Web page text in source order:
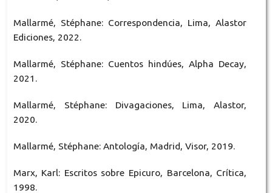
Mallarmé, Stéphane: Correspondencia, Lima, Alastor
Ediciones, 2022.
Mallarmé, Stéphane: Cuentos hindúes, Alpha Decay,
2021.
Mallarmé, Stéphane: Divagaciones, Lima, Alastor,
2020.
Mallarmé, Stéphane: Antología, Madrid, Visor, 2019.
Marx, Karl: Escritos sobre Epicuro, Barcelona, Crítica,
1998.